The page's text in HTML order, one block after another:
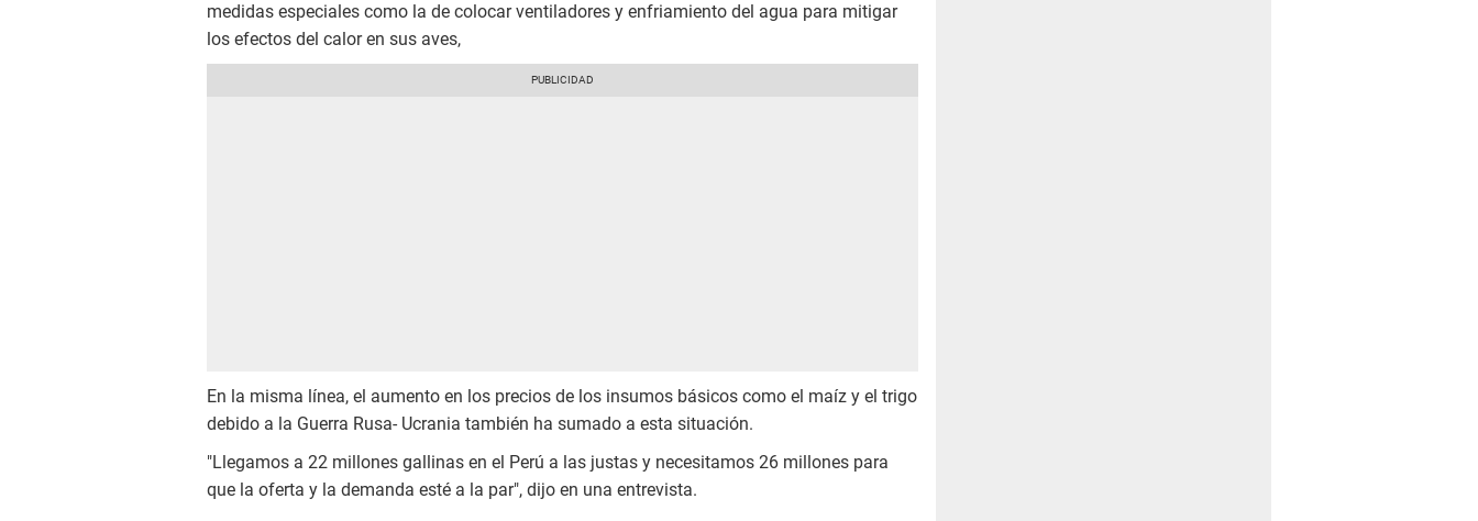
medidas especiales como la de colocar ventiladores y enfriamiento del agua para mitigar
los efectos del calor en sus aves,
En la misma línea, el aumento en los precios de los insumos básicos como el maíz y el trigo
debido a la Guerra Rusa- Ucrania también ha sumado a esta situación.
"Llegamos a 22 millones gallinas en el Perú a las justas y necesitamos 26 millones para
que la oferta y la demanda esté a la par", dijo en una entrevista.